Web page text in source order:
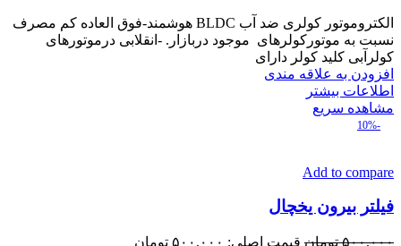
الکتروموتور کولری ضد آب BLDC هوشمند-فوق العاده کم مصرف
نسبت به موتورکولرهای موجود دربازار. -انقلابی درموتورهای
کولرآبی کلید کولر دارای
افزودن به علاقه مندی
اطلاعات بیشتر
مشاهده سریع
-10%
Add to compare
فیلتر بیرون یخچال
۵۰۰,۰۰۰ تومان
قیمت اصلی: ۵۰۰,۰۰۰ تومان